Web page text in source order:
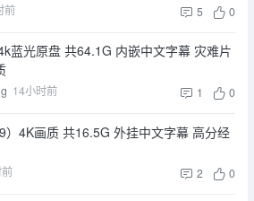
前 5 0
蓝光原盘 共64.1G 内嵌中文字幕 灾难片
14小时前 1 0
）4K画质 共16.5G 外挂中文字幕 高分经
2 0